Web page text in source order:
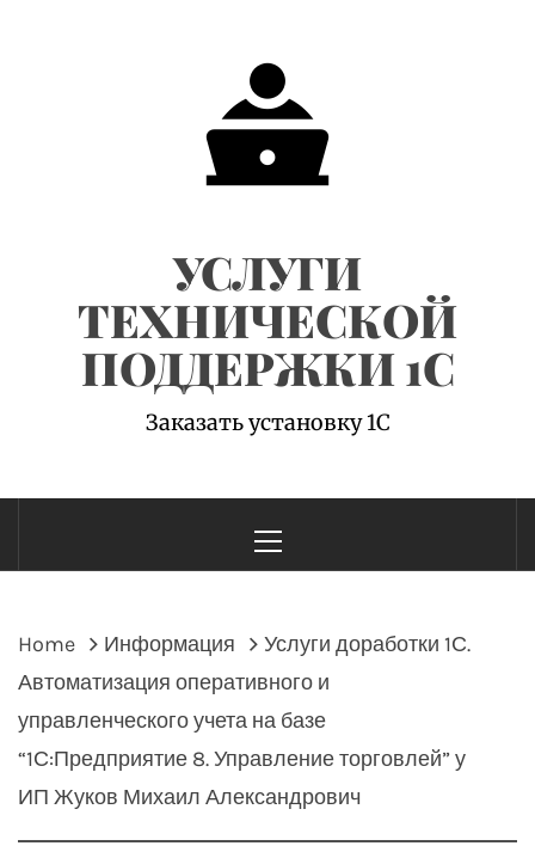
УСЛУГИ
ТЕХНИЧЕСКОЙ
ПОДДЕРЖКИ 1С
Заказать установку 1С
Menu
Home Информация
Услуги доработки 1С.
Автоматизация оперативного и
управленческого учета на базе
“1С:Предприятие 8. Управление торговлей” у
ИП Жуков Михаил Александрович